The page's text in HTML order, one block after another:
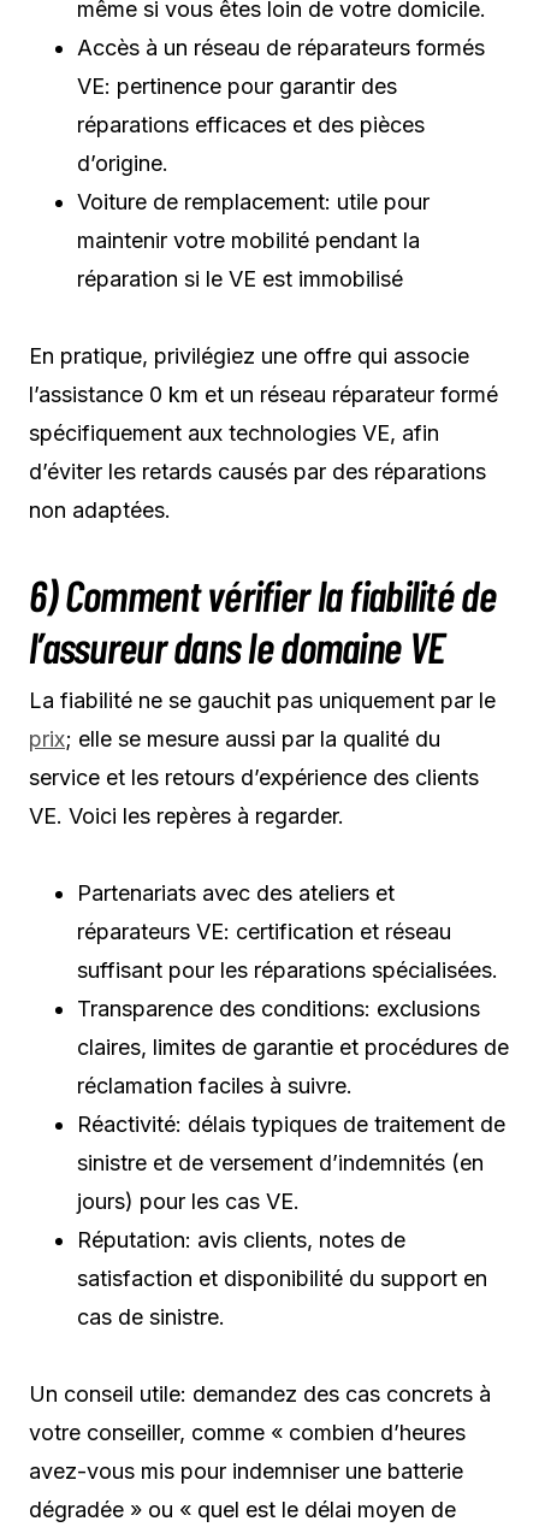
même si vous êtes loin de votre domicile.
Accès à un réseau de réparateurs formés
VE: pertinence pour garantir des
réparations efficaces et des pièces
d’origine.
Voiture de remplacement: utile pour
maintenir votre mobilité pendant la
réparation si le VE est immobilisé
En pratique, privilégiez une offre qui associe
l’assistance 0 km et un réseau réparateur formé
spécifiquement aux technologies VE, afin
d’éviter les retards causés par des réparations
non adaptées.
6) Comment vérifier la fiabilité de
l’assureur dans le domaine VE
La fiabilité ne se gauchit pas uniquement par le
prix; elle se mesure aussi par la qualité du
service et les retours d’expérience des clients
VE. Voici les repères à regarder.
Partenariats avec des ateliers et
réparateurs VE: certification et réseau
suffisant pour les réparations spécialisées.
Transparence des conditions: exclusions
claires, limites de garantie et procédures de
réclamation faciles à suivre.
Réactivité: délais typiques de traitement de
sinistre et de versement d’indemnités (en
jours) pour les cas VE.
Réputation: avis clients, notes de
satisfaction et disponibilité du support en
cas de sinistre.
Un conseil utile: demandez des cas concrets à
votre conseiller, comme « combien d’heures
avez-vous mis pour indemniser une batterie
dégradée » ou « quel est le délai moyen de